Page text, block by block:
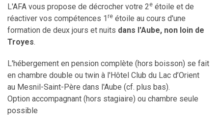
L'AFA vous propose de décrocher votre 2e étoile et de
réactiver vos compétences 1 re étoile au cours d'une
formation de deux jours et nuits dans l'Aube, non loin de
Troyes.
L'hébergement en pension complète (hors boisson) se fait
en chambre double ou twin à l'Hôtel Club du Lac d’Orient
au Mesnil-Saint-Père dans l'Aube (cf. plus bas).
Option accompagnant (hors stagiaire) ou chambre seule
possible